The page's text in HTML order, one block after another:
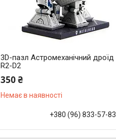
3D-пазл Астромеханічний дроїд
R2-D2
350 ₴
Немає в наявності
+380 (96) 833-57-83